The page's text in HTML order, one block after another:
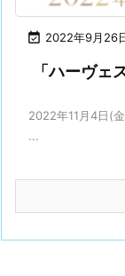
 2022年9月26
「ハーヴェ
2022年11月4日(
...